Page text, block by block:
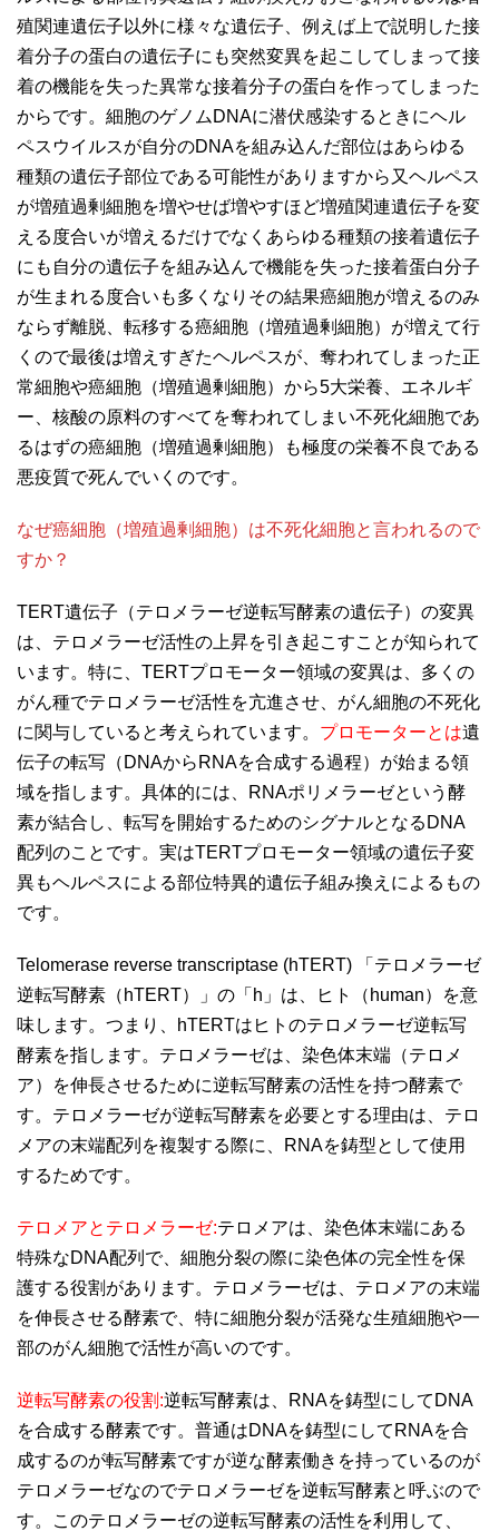
殖関連遺伝子以外に様々な遺伝子、例えば上で説明した接
着分子の蛋白の遺伝子にも突然変異を起こしてしまって接
着の機能を失った異常な接着分子の蛋白を作ってしまった
からです。細胞のゲノムDNAに潜伏感染するときにヘル
ペスウイルスが自分のDNAを組み込んだ部位はあらゆる
種類の遺伝子部位である可能性がありますから又ヘルペス
が増殖過剰細胞を増やせば増やすほど増殖関連遺伝子を変
える度合いが増えるだけでなくあらゆる種類の接着遺伝子
にも自分の遺伝子を組み込んで機能を失った接着蛋白分子
が生まれる度合いも多くなりその結果癌細胞が増えるのみ
ならず離脱、転移する癌細胞（増殖過剰細胞）が増えて行
くので最後は増えすぎたヘルペスが、奪われてしまった正
常細胞や癌細胞（増殖過剰細胞）から5大栄養、エネルギ
ー、核酸の原料のすべてを奪われてしまい不死化細胞であ
るはずの癌細胞（増殖過剰細胞）も極度の栄養不良である
悪疫質で死んでいくのです。
なぜ癌細胞（増殖過剰細胞）は不死化細胞と言われるので
すか？
TERT遺伝子（テロメラーゼ逆転写酵素の遺伝子）の変異
は、テロメラーゼ活性の上昇を引き起こすことが知られて
います。特に、TERTプロモーター領域の変異は、多くの
がん種でテロメラーゼ活性を亢進させ、がん細胞の不死化
に関与していると考えられています。 プロモーターとは遺
伝子の転写（DNAからRNAを合成する過程）が始まる領
域を指します。具体的には、RNAポリメラーゼという酵
素が結合し、転写を開始するためのシグナルとなるDNA
配列のことです。実はTERTプロモーター領域の遺伝子変
異もヘルペスによる部位特異的遺伝子組み換えによるもの
です。
Telomerase reverse transcriptase (hTERT) 「テロメラーゼ
逆転写酵素（hTERT）」の「h」は、ヒト（human）を意
味します。つまり、hTERTはヒトのテロメラーゼ逆転写
酵素を指します。 テロメラーゼは、染色体末端（テロメ
ア）を伸長させるために逆転写酵素の活性を持つ酵素で
す。テロメラーゼが逆転写酵素を必要とする理由は、テロ
メアの末端配列を複製する際に、RNAを鋳型として使用
するためです。
テロメアとテロメラーゼ:テロメアは、染色体末端にある
特殊なDNA配列で、細胞分裂の際に染色体の完全性を保
護する役割があります。テロメラーゼは、テロメアの末端
を伸長させる酵素で、特に細胞分裂が活発な生殖細胞や一
部のがん細胞で活性が高いのです。
逆転写酵素の役割:逆転写酵素は、RNAを鋳型にしてDNA
を合成する酵素です。普通はDNAを鋳型にしてRNAを合
成するのが転写酵素ですが逆な酵素働きを持っているのが
テロメラーゼなのでテロメラーゼを逆転写酵素と呼ぶので
す。このテロメラーゼの逆転写酵素の活性を利用して、